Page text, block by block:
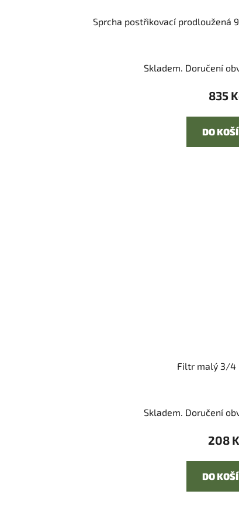
Sprcha postřikovací prodloužená
Skladem. Doručení
835
DO
Filtr malý 3/4
Skladem. Doručení
208
DO